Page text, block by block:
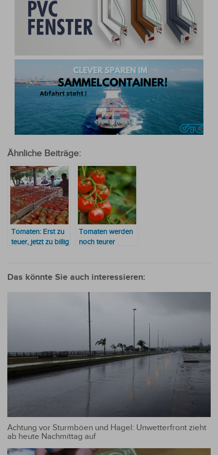
Ähnliche Beiträge:
Tomaten: Erst zu
teuer, jetzt zu billig
Tomaten werden
noch teurer
Das könnte Sie auch interessieren:
Achtung vor Sturmböen und Hagel: Unwetterfront zieht
ab heute Nachmittag auf